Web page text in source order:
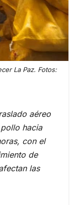
La Paz. Fotos:
aéreo
hacia
con el
de
las